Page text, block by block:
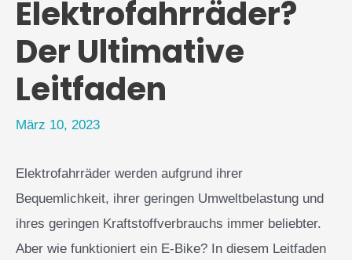
Elektrofahrräder?
Der Ultimative
Leitfaden
März 10, 2023
Elektrofahrräder werden aufgrund ihrer
Bequemlichkeit, ihrer geringen Umweltbelastung und
ihres geringen Kraftstoffverbrauchs immer beliebter.
Aber wie funktioniert ein E-Bike? In diesem Leitfaden